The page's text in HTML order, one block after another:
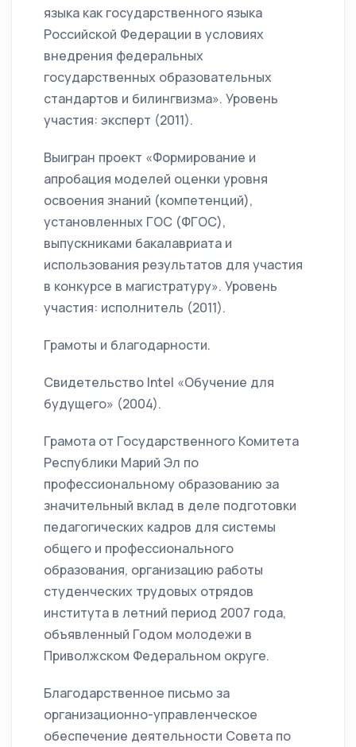
языка как государственного языка
Российской Федерации в условиях
внедрения федеральных
государственных образовательных
стандартов и билингвизма». Уровень
участия: эксперт (2011).
Выигран проект «Формирование и
апробация моделей оценки уровня
освоения знаний (компетенций),
установленных ГОС (ФГОС),
выпускниками бакалавриата и
использования результатов для участия
в конкурсе в магистратуру». Уровень
участия: исполнитель (2011).
Грамоты и благодарности.
Свидетельство Intel «Обучение для
будущего» (2004).
Грамота от Государственного Комитета
Республики Марий Эл по
профессиональному образованию за
значительный вклад в деле подготовки
педагогических кадров для системы
общего и профессионального
образования, организацию работы
студенческих трудовых отрядов
института в летний период 2007 года,
объявленный Годом молодежи в
Приволжском Федеральном округе.
Благодарственное письмо за
организационно-управленческое
обеспечение деятельности Совета по